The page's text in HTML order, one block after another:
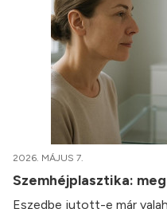
2026. MÁJUS 7.
Szemhéjplasztika:
Eszedbe jutott-e már